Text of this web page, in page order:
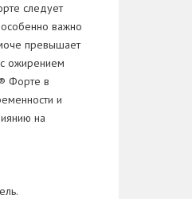
следует
важно
превышает
ожирением
Форте в
и
на